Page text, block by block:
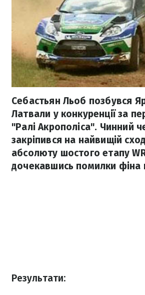
Себастьян Льоб позбувся
Латвали у конкуренції за
"Ралі Акрополіса". Чинний
закріпився на найвищій
абсолюту шостого етапу
дочекавшись помилки фіна
Результати: